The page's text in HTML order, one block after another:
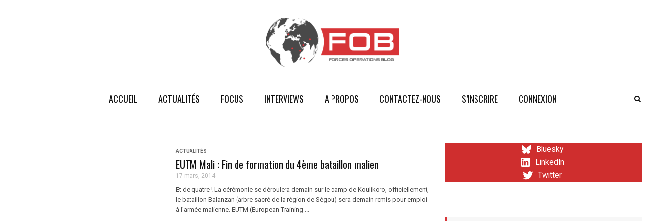
ACCUEIL ACTUALITÉS FOCUS INTERVIEWS A PROPOS CONTACTEZ-NOUS S’INSCRIRE CONNEXION
ACTUALITÉS
EUTM Mali : Fin de formation du 4ème bataillon malien
17 mars, 2014
Et de quatre ! La cérémonie se déroulera demain sur le camp de Koulikoro, officiellement,
le bataillon Balanzan (arbre sacré de la région de Ségou) sera demain remis pour emploi
à l’armée malienne. EUTM (European Training ...
Bluesky
LinkedIn
Twitter